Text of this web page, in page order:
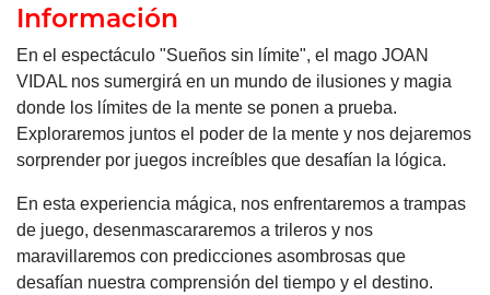
Información
En el espectáculo "Sueños sin límite", el mago JOAN
VIDAL nos sumergirá en un mundo de ilusiones y magia
donde los límites de la mente se ponen a prueba.
Exploraremos juntos el poder de la mente y nos dejaremos
sorprender por juegos increíbles que desafían la lógica.
En esta experiencia mágica, nos enfrentaremos a trampas
de juego, desenmascararemos a trileros y nos
maravillaremos con predicciones asombrosas que
desafían nuestra comprensión del tiempo y el destino.